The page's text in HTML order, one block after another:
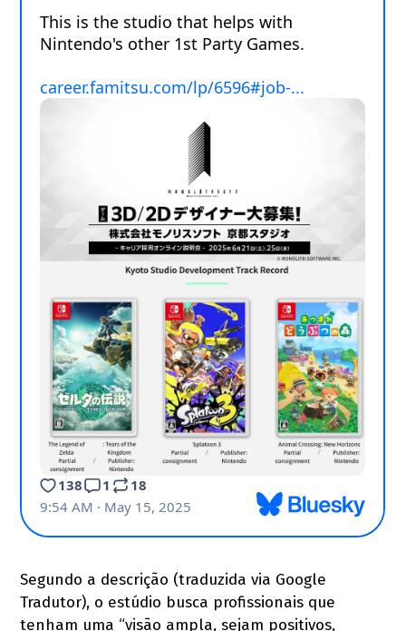
Segundo a descrição (traduzida via Google
Tradutor), o estúdio busca profissionais que
tenham uma “visão ampla, sejam positivos,